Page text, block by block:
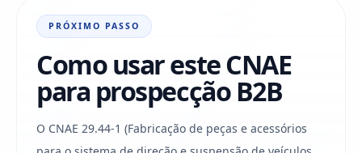
PRÓXIMO PASSO
Como usar este CNAE
para prospecção B2B
O CNAE 29.44-1 (Fabricação de peças e acessórios